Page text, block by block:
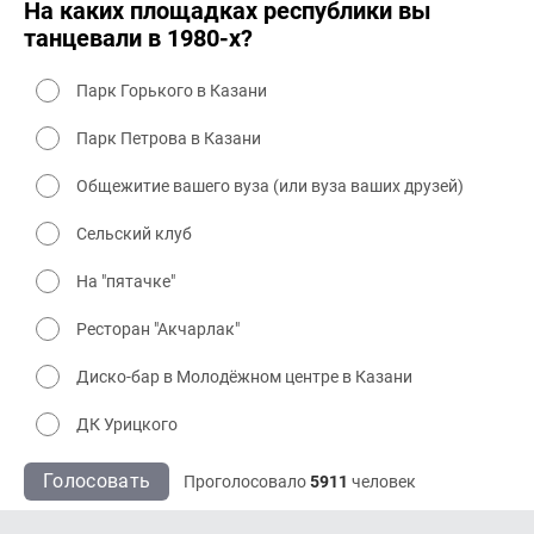
На каких площадках республики вы
танцевали в 1980-х?
Парк Горького в Казани
Парк Петрова в Казани
Общежитие вашего вуза (или вуза ваших друзей)
Сельский клуб
На "пятачке"
Ресторан "Акчарлак"
Диско-бар в Молодёжном центре в Казани
ДК Урицкого
Голосовать Проголосовало5911 человек